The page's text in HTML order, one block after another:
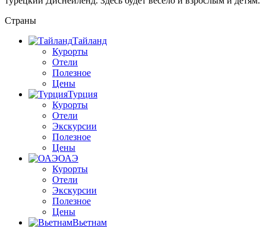
Страны
Тайланд
Курорты
Отели
Полезное
Цены
Турция
Курорты
Отели
Экскурсии
Полезное
Цены
ОАЭ
Курорты
Отели
Экскурсии
Полезное
Цены
Вьетнам